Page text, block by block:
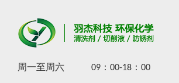
周一至周六 09：00-18：00